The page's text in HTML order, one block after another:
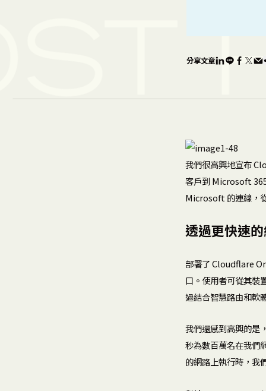
分享文章
我們很高興地宣布
客戶到 Microsoft
Microsoft 的連線，
透過更快速
部署了 Cloudflare
口。使用者可從其裝
過結合智慧路由和軟
我們還感到高興的是
秒為數百萬名在我們
的網路上執行時，我